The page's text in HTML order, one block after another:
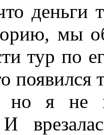
деньги
мы
тур по
появился
но я не
И